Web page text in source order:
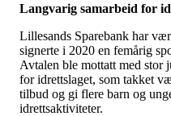
Langvarig samarbeid for
Lillesands Sparebank har
signerte i 2020 en femårig
Avtalen ble mottatt med stor
for idrettslaget, som takket
tilbud og gi flere barn og
idrettsaktiviteter.